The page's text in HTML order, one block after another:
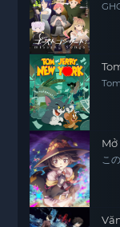
Mở
こ